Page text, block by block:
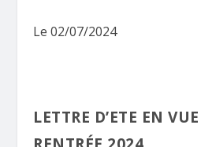
Le 02/07/2024
LETTRE D’ETE EN